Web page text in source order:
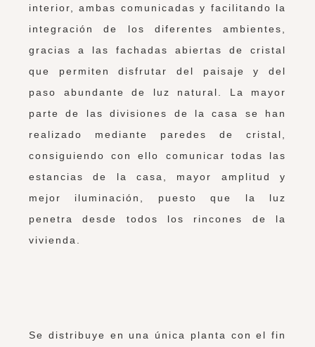
interior, ambas comunicadas y facilitando la
integración de los diferentes ambientes,
gracias a las fachadas abiertas de cristal
que permiten disfrutar del paisaje y del
paso abundante de luz natural. La mayor
parte de las divisiones de la casa se han
realizado mediante paredes de cristal,
consiguiendo con ello comunicar todas las
estancias de la casa, mayor amplitud y
mejor iluminación, puesto que la luz
penetra desde todos los rincones de la
vivienda.
Se distribuye en una única planta con el fin